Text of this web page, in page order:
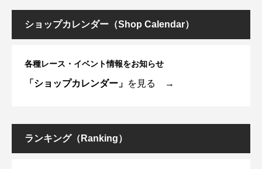
ショップカレンダー（Shop Calendar）
各種レース・イベント情報をお知らせ
「ショップカレンダー」 を見る →
ランキング（Ranking）